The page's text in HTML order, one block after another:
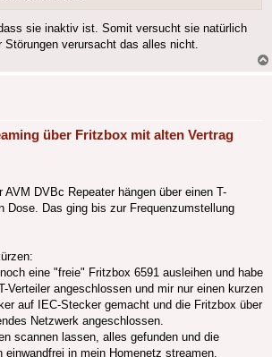
sie inaktiv ist. Somit versucht sie natürlich
Störungen verursacht das alles nicht.
über Fritzbox mit alten Vertrag
AVM DVBc Repeater hängen über einen T-
Dose. Das ging bis zur Frequenzumstellung
eine "freie" Fritzbox 6591 ausleihen und habe
Verteiler angeschlossen und mir nur einen kurzen
auf IEC-Stecker gemacht und die Fritzbox über
Netzwerk angeschlossen.
scannen lassen, alles gefunden und die
einwandfrei in mein Homenetz streamen.